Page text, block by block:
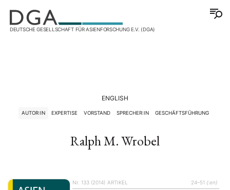
DEUTSCHE GESELLSCHAFT FÜR ASIENFORSCHUNG E.V. (DGA)
ENGLISH
AUTOR:IN EXPERTISE VORSTAND SPRECHER:IN GESCHÄFTSFÜHRUNG
Ralph M. Wrobel
Nr. 133 (2014) ARTIKEL 24–51 {:en}